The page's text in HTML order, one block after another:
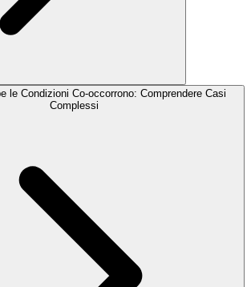
le Condizioni Co-occorrono: Comprendere Casi
Complessi